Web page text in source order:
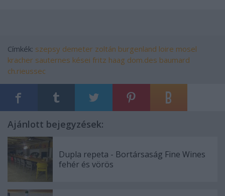
Címkék: szepsy demeter zoltán burgenland loire mosel
kracher sauternes kései fritz haag dom.des baumard
ch.rieussec
Ajánlott bejegyzések:
Dupla repeta - Bortársaság Fine Wines
fehér és vörös